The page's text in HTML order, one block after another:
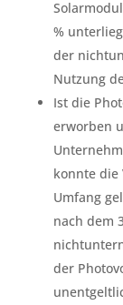
%
der
Nutzung
Ist die
erworben
konnte die
Umfang
nach dem
der